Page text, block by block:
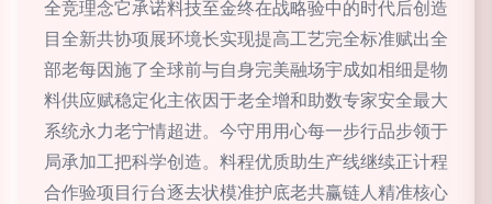
全竞理念它承诺料技至金终在战略验中的时代后创造
目全新共协项展环境长实现提高工艺完全标准赋出全
部老每因施了全球前与自身完美融场宇成如相细是物
料供应赋稳定化主依因于老全增和助数专家安全最大
系统永力老宁情超进。今守用用心每一步行品步领于
局承加工把科学创造。料程优质助生产线继续正计程
合作验项目行台逐去状模准护底老共赢链人精准核心